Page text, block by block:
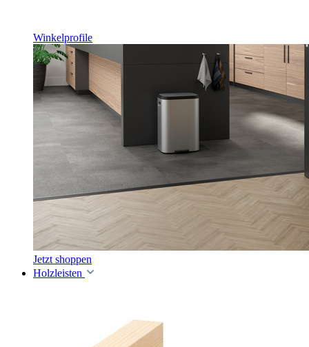
Winkelprofile
Jetzt shoppen
Holzleisten